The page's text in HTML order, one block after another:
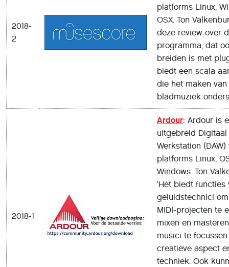
2018-
2
platforms Linux,
OSX. Ton
deze review over
programma, dat
breiden is met
biedt een scala
die het maken van
bladmuziek
2018-1
Ardour: Ardour is
uitgebreid Digitaal
Werkstation
platforms Linux,
Windows. Ton
‘Het biedt functies
geluidstechnici
MIDI-projecten te
mixen en
musici te
creatieve aspect
techniek. Ook